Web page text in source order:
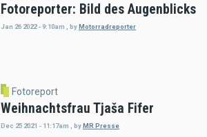
Fotoreporter: Bild des Augenblicks
Jan 26 2022 - 9:10am byMotorradreporter
Fotoreport
Weihnachtsfrau Tjaša Fifer
Dec 25 2021 - 11:17am byMR Presse